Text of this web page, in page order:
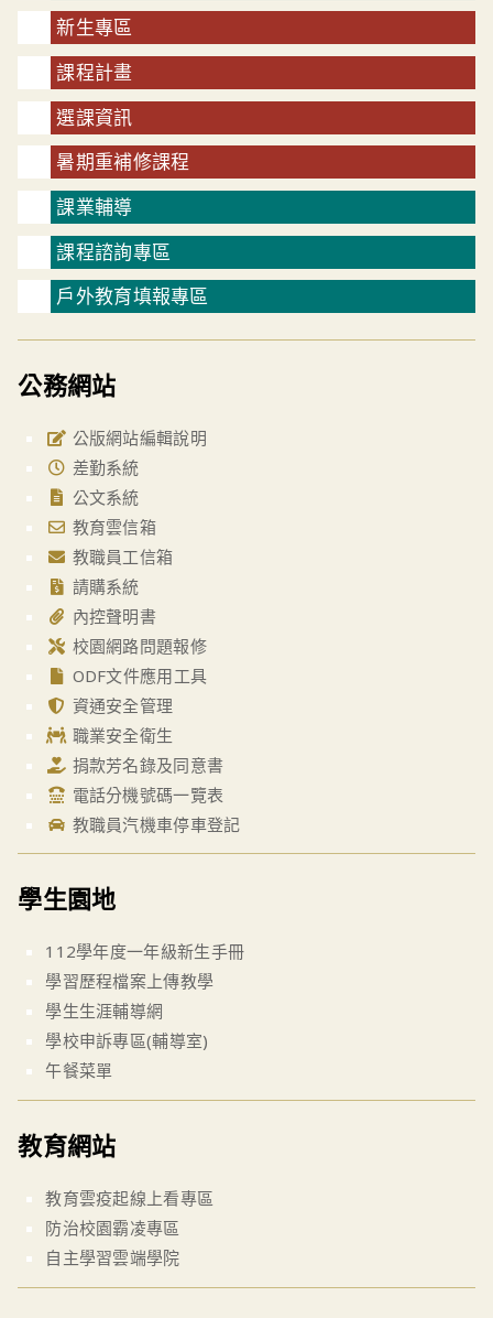
新生專區
課程計畫
選課資訊
暑期重補修課程
課業輔導
課程諮詢專區
戶外教育填報專區
公務網站
公版網站編輯說明
差勤系統
公文系統
教育雲信箱
教職員工信箱
請購系統
內控聲明書
校園網路問題報修
ODF文件應用工具
資通安全管理
職業安全衛生
捐款芳名錄及同意書
電話分機號碼一覽表
教職員汽機車停車登記
學生園地
112學年度一年級新生手冊
學習歷程檔案上傳教學
學生生涯輔導網
學校申訴專區(輔導室)
午餐菜單
教育網站
教育雲疫起線上看專區
防治校園霸凌專區
自主學習雲端學院